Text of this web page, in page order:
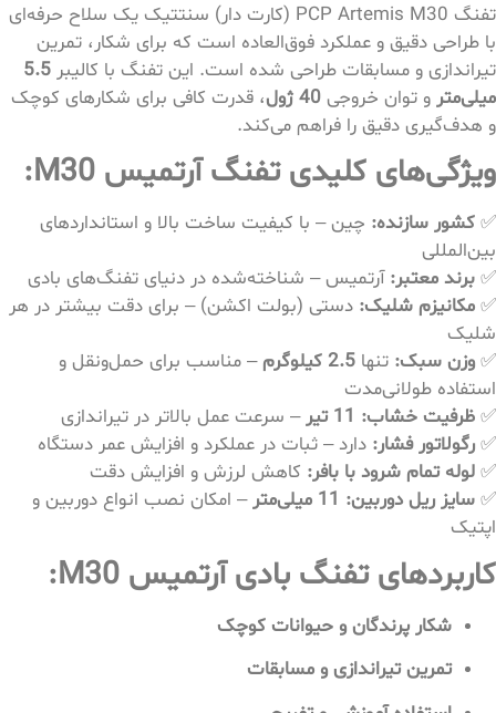
تفنگ PCP Artemis M30 (کارت دار) سنتتیک یک سلاح حرفه‌ای
با طراحی دقیق و عملکرد فوق‌العاده است که برای شکار، تمرین
تیراندازی و مسابقات طراحی شده است. این تفنگ با کالیبر 5.5
میلی‌متر و توان خروجی 40 ژول
، قدرت کافی برای شکارهای کوچک
و هدف‌گیری دقیق را فراهم می‌کند.
ویژگی‌های کلیدی تفنگ آرتمیس M30:
✅ کشور سازنده: چین – با کیفیت ساخت بالا و استانداردهای
بین‌المللی
✅ برند معتبر: آرتمیس – شناخته‌شده در دنیای تفنگ‌های بادی
✅ مکانیزم شلیک: دستی (بولت اکشن) – برای دقت بیشتر در هر
شلیک
✅ وزن سبک: تنها 2.5 کیلوگرم
– مناسب برای حمل‌ونقل و
استفاده طولانی‌مدت
✅ ظرفیت خشاب: 11 تیر
– سرعت عمل بالاتر در تیراندازی
✅ رگولاتور فشار: دارد – ثبات در عملکرد و افزایش عمر دستگاه
✅ لوله تمام شرود با بافر: کاهش لرزش و افزایش دقت
✅ سایز ریل دوربین: 11 میلی‌متر
– امکان نصب انواع دوربین و
اپتیک
کاربردهای تفنگ بادی آرتمیس M30:
شکار پرندگان و حیوانات کوچک
تمرین تیراندازی و مسابقات